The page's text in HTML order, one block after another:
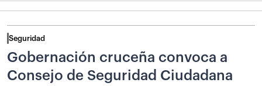
Seguridad
Gobernación cruceña convoca a
Consejo de Seguridad Ciudadana